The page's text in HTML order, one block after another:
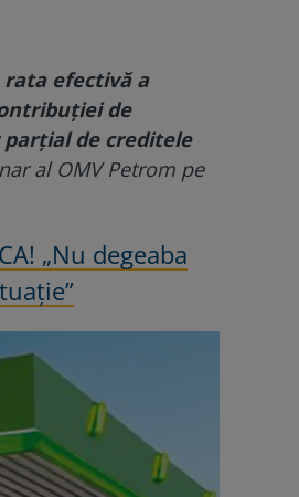
efectivă a
de
de creditele
al OMV Petrom pe
„Nu degeaba